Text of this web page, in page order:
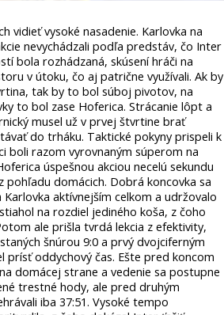
vidieť vysoké nasadenie. Karlovka na
nevychádzali podľa predstáv, čo Inter
bola rozhádzaná, skúsení hráči na
v útoku, čo aj patrične využívali. Ak by
tak by to bol súboj pivotov, na
to bol zase Hoferica. Strácanie lôpt a
musel už v prvej štvrtine brať
do trháku. Taktické pokyny prispeli k
boli razom vyrovnaným súperom na
úspešnou akciou necelú sekundu
domácich. Dobrá koncovka sa
aktívnejším celkom a udržovalo
na rozdiel jediného koša, z čoho
ale prišla tvrdá lekcia z efektivity,
šnúrou 9:0 a prvý dvojciferným
prísť oddychový čas. Ešte pred koncom
domácej strane a vedenie sa postupne
trestné hody, ale pred druhým
iba 37:51. Vysoké tempo